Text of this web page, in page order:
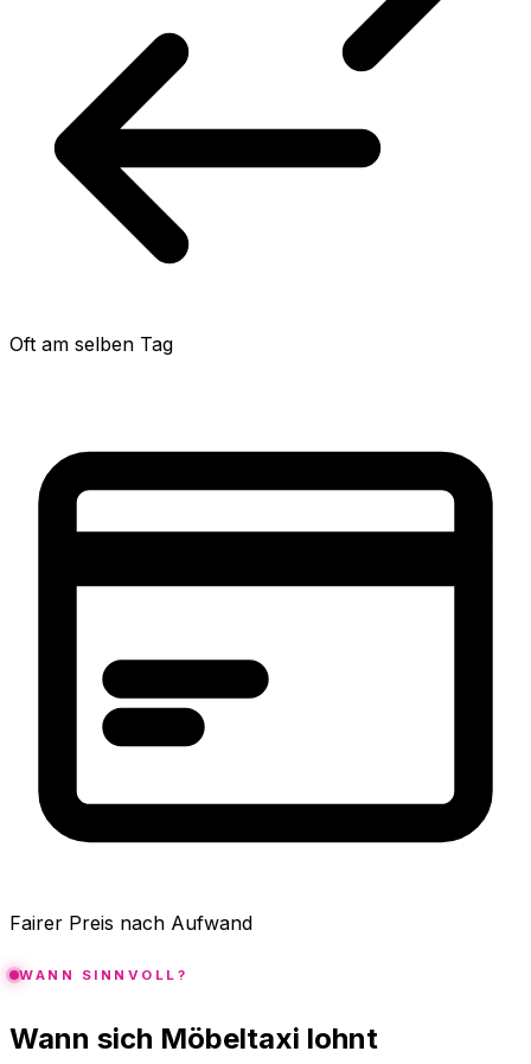
Oft am selben Tag
Fairer Preis nach Aufwand
WANN SINNVOLL?
Wann sich Möbeltaxi lohnt